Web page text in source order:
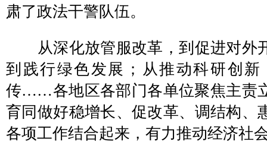
肃了政法干警队伍。
从深化放管服改革，到促进对外
到践行绿色发展；从推动科研创
传……各地区各部门各单位聚焦主责
育同做好稳增长、促改革、调结构、
各项工作结合起来，有力推动经济社